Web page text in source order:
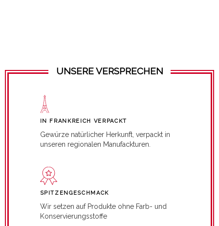
UNSERE VERSPRECHEN
IN FRANKREICH VERPACKT
Gewürze natürlicher Herkunft, verpackt in
unseren regionalen Manufackturen.
SPITZENGESCHMACK
Wir setzen auf Produkte ohne Farb- und
Konservierungsstoffe